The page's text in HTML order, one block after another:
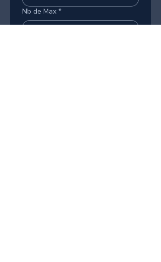
Nb de Max *